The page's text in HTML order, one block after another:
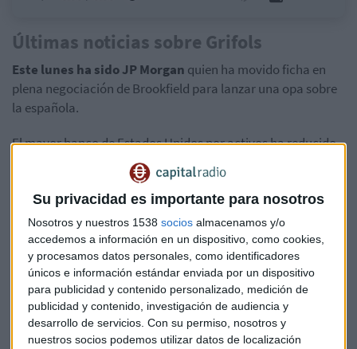
Su privacidad es importante para nosotros
Nosotros y nuestros 1538 socios almacenamos y/o
accedemos a información en un dispositivo, como cookies,
y procesamos datos personales, como identificadores
únicos e información estándar enviada por un dispositivo
para publicidad y contenido personalizado, medición de
publicidad y contenido, investigación de audiencia y
desarrollo de servicios. Con su permiso, nosotros y
nuestros socios podemos utilizar datos de localización
Últimas noticias sobre Grifols
Este lunes ha sido JP Morgan quien ha movido ficha en
plena negociación de Brookfield para lanzar una opa sobre
la española.
El mayor banco de Estados Unidos por activos ha reducido
su participación del 3,095% al 2,991% en el fabricante de
hemoderivados. ¿Habrá finalmente operación sobre Grifols?
Aquí te lo contamos: